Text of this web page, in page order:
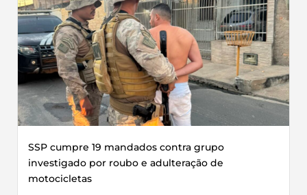
SSP cumpre 19 mandados contra grupo
investigado por roubo e adulteração de
motocicletas